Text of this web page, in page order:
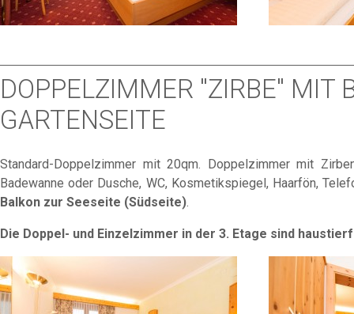
DOPPELZIMMER "ZIRBE" MIT
GARTENSEITE
Standard-Doppelzimmer mit 20qm. Doppelzimmer mit
Badewanne oder Dusche, WC, Kosmetikspiegel, Haarfön,
Balkon zur Seeseite (Südseite).
Die Doppel- und Einzelzimmer in der 3. Etage sind